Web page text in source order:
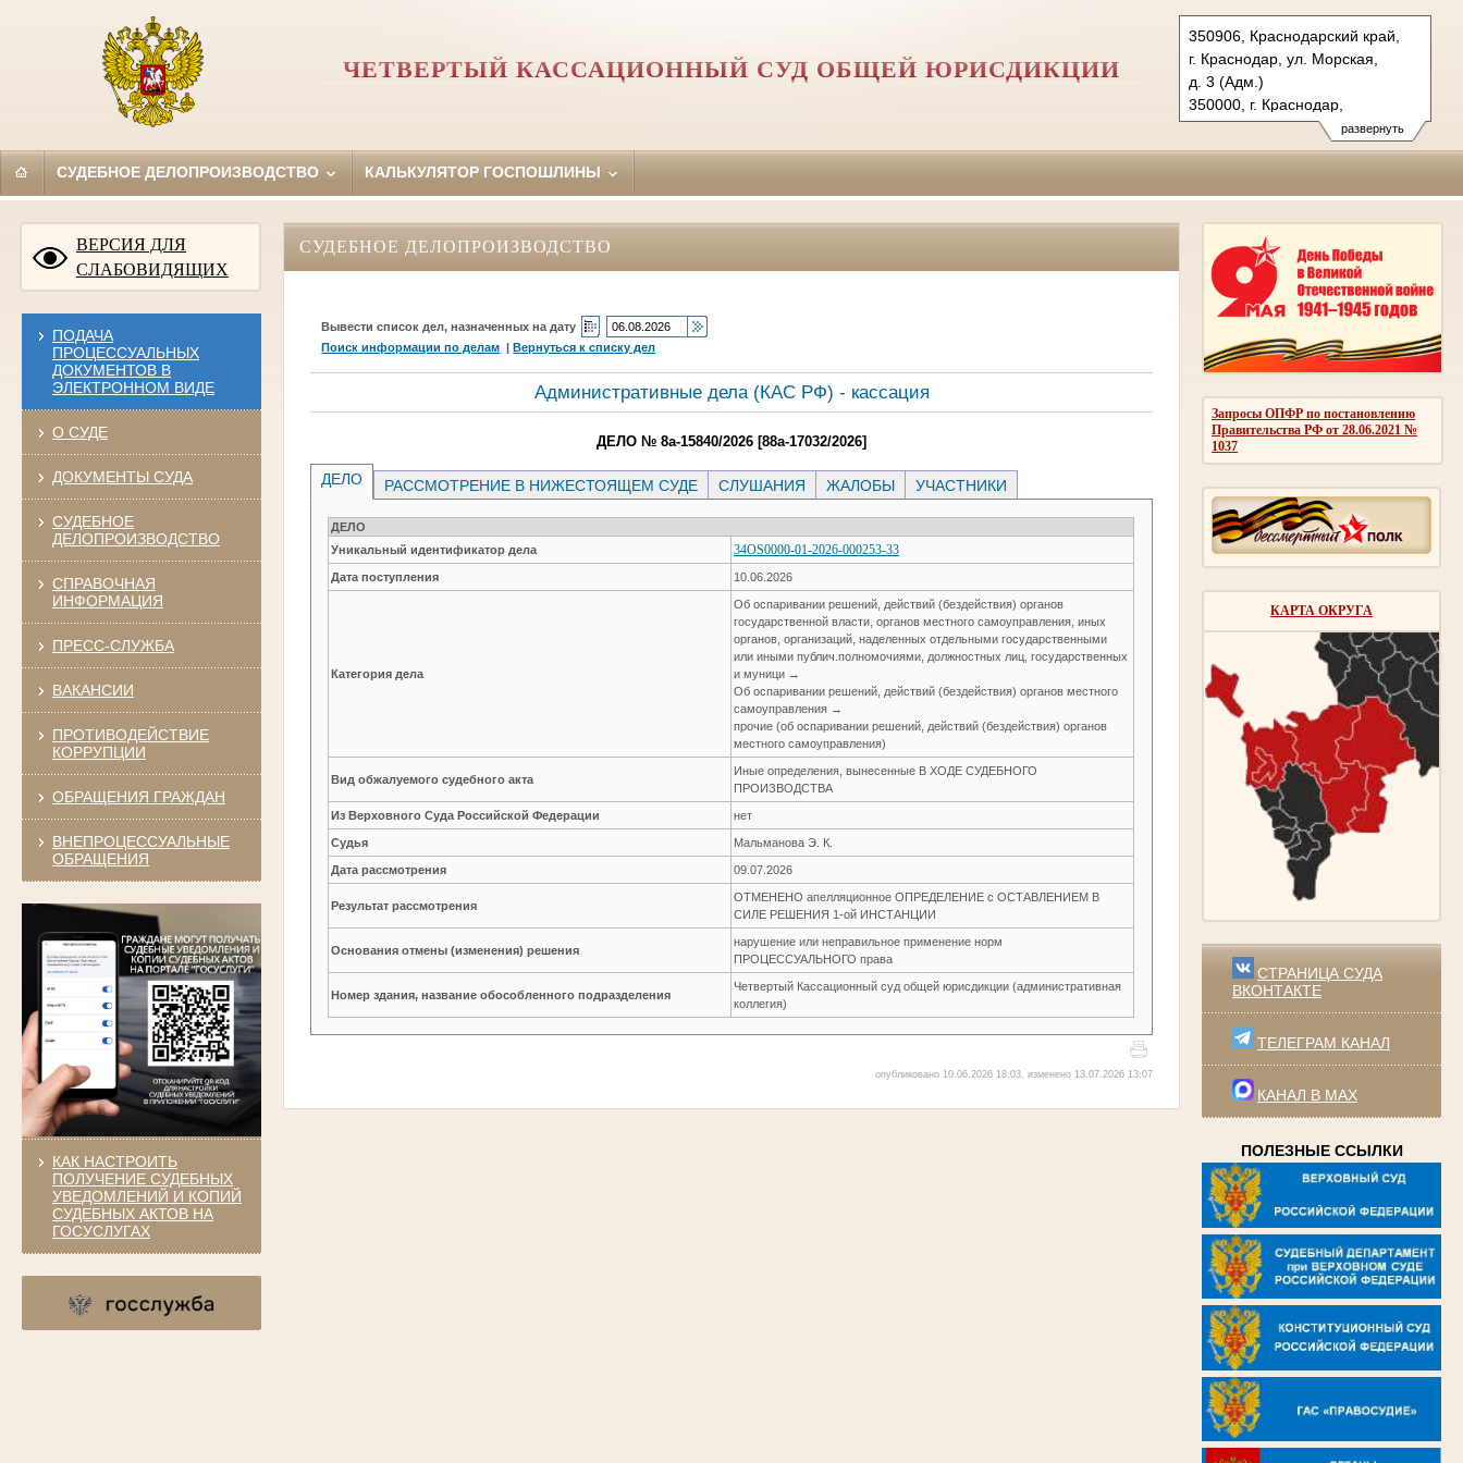
развернуть
350906, Краснодарский край,
г. Краснодар, ул. Морская,
д. 3 (Адм.)
350000, г. Краснодар,
ул. Красная, д.113 (Уг.)
350907, г. Краснодар,
Тел.: (861) 219-24-00
ЧЕТВЕРТЫЙ КАССАЦИОННЫЙ СУД ОБЩЕЙ ЮРИСДИКЦИИ
СУДЕБНОЕ ДЕЛОПРОИЗВОДСТВО КАЛЬКУЛЯТОР ГОСПОШЛИНЫ
ВЕРСИЯ ДЛЯ
СЛАБОВИДЯЩИХ
ПОДАЧА
ПРОЦЕССУАЛЬНЫХ
ДОКУМЕНТОВ В
ЭЛЕКТРОННОМ ВИДЕ
О СУДЕ
ДОКУМЕНТЫ СУДА
СУДЕБНОЕ
ДЕЛОПРОИЗВОДСТВО
СПРАВОЧНАЯ
ИНФОРМАЦИЯ
ПРЕСС-СЛУЖБА
ВАКАНСИИ
ПРОТИВОДЕЙСТВИЕ
КОРРУПЦИИ
ОБРАЩЕНИЯ ГРАЖДАН
ВНЕПРОЦЕССУАЛЬНЫЕ
ОБРАЩЕНИЯ
КАК НАСТРОИТЬ
ПОЛУЧЕНИЕ СУДЕБНЫХ
УВЕДОМЛЕНИЙ И КОПИЙ
СУДЕБНЫХ АКТОВ НА
ГОСУСЛУГАХ
Запросы ОПФР по постановлению
Правительства РФ от 28.06.2021 №
1037
КАРТА ОКРУГА
СТРАНИЦА СУДА
ВКОНТАКТЕ
ТЕЛЕГРАМ КАНАЛ
КАНАЛ В MAX
ПОЛЕЗНЫЕ ССЫЛКИ
СУДЕБНОЕ ДЕЛОПРОИЗВОДСТВО
Вывести список дел, назначенных на дату
Поиск информации по делам |Вернуться к списку дел
Административные дела (КАC РФ) - кассация
ДЕЛО № 8а-15840/2026 [88а-17032/2026]
ДЕЛО РАССМОТРЕНИЕ В НИЖЕСТОЯЩЕМ СУДЕ СЛУШАНИЯ ЖАЛОБЫ УЧАСТНИКИ
ДЕЛО
Уникальный идентификатор дела
34OS0000-01-2026-000253-33
Дата поступления 10.06.2026
Категория дела
Об оспаривании решений, действий (бездействия) органов
государственной власти, органов местного самоуправления, иных
органов, организаций, наделенных отдельными государственными
или иными публич.полномочиями, должностных лиц, государственных
и муници →
Об оспаривании решений, действий (бездействия) органов местного
самоуправления →
прочие (об оспаривании решений, действий (бездействия) органов
местного самоуправления)
Вид обжалуемого судебного акта
Иные определения, вынесенные В ХОДЕ СУДЕБНОГО
ПРОИЗВОДСТВА
Из Верховного Суда Российской Федерации нет
Судья Мальманова Э. К.
Дата рассмотрения 09.07.2026
Результат рассмотрения
ОТМЕНЕНО апелляционное ОПРЕДЕЛЕНИЕ с ОСТАВЛЕНИЕМ В
СИЛЕ РЕШЕНИЯ 1-ой ИНСТАНЦИИ
Основания отмены (изменения) решения
нарушение или неправильное применение норм
ПРОЦЕССУАЛЬНОГО права
Номер здания, название обособленного подразделения
Четвертый Кассационный суд общей юрисдикции (административная
коллегия)
опубликовано 10.06.2026 18:03, изменено 13.07.2026 13:07